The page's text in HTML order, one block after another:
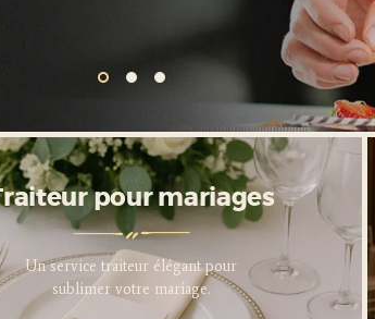
pour entreprises
Service traiteur professionnel
pour sublimer vos événements
d’entreprise.
pour mariages
Un service traiteur élégant pour
sublimer votre mariage.